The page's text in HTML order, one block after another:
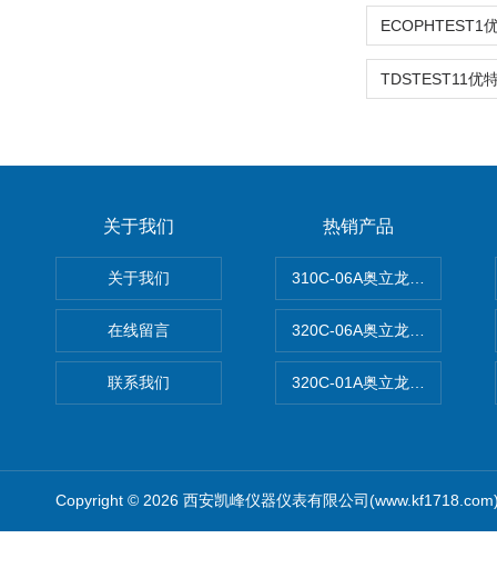
关于我们
关于我们
在线留言
联系我们
热销产品
310C-06A奥立龙实验室台式
320C-06A奥立龙实验室便携
320C-01A奥立龙实验室便携
Copyright © 2026 西安凯峰仪器仪表有限公司